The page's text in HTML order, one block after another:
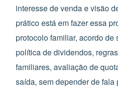
interesse de venda e visão
prático está em fazer essa
protocolo familiar, acordo de
política de dividendos,
familiares, avaliação de
saída, sem depender de fala